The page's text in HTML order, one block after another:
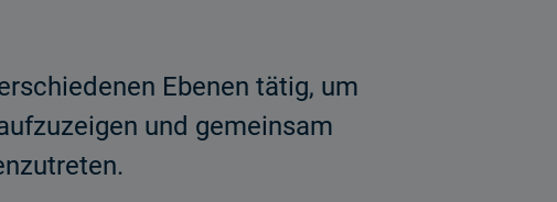
Ebenen tätig, um
und gemeinsam